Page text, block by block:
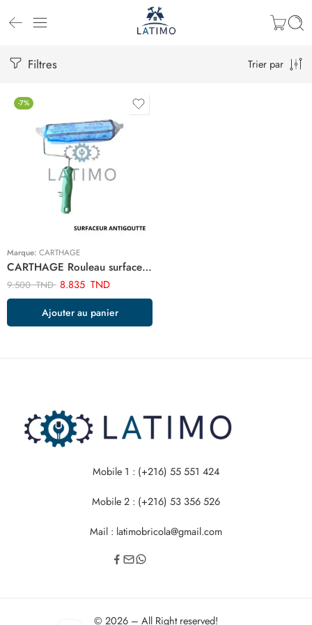
Filtres Trier par
-7%
Marque: CARTHAGE
CARTHAGE Rouleau surfaceur antigoutte 20cm ART02713
9.500TND 8.835 TND
Ajouter au panier
Mobile 1 : (+216) 55 551 424
Mobile 2 : (+216) 53 356 526
Mail : latimobricola@gmail.com
© 2026 – All Right reserved!